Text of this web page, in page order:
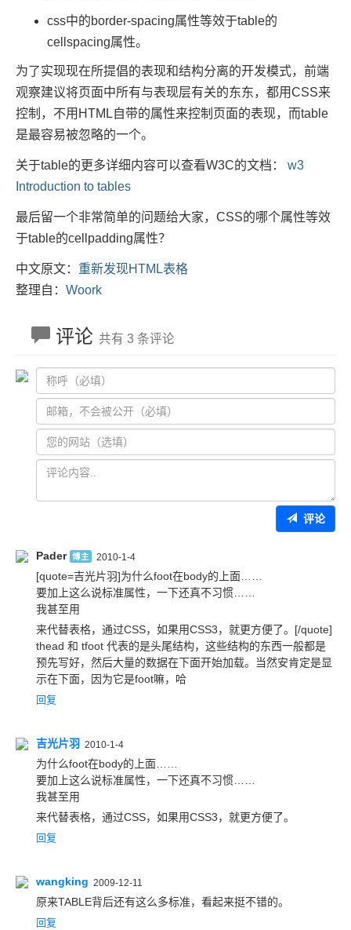
css中的border-spacing属性等效于table的
cellspacing属性。
为了实现现在所提倡的表现和结构分离的开发模式，前端
观察建议将页面中所有与表现层有关的东东，都用CSS来
控制，不用HTML自带的属性来控制页面的表现，而table
是最容易被忽略的一个。
关于table的更多详细内容可以查看W3C的文档： w3
Introduction to tables
最后留一个非常简单的问题给大家，CSS的哪个属性等效
于table的cellpadding属性？
中文原文： 重新发现HTML表格
整理自： Woork
评论 共有 3 条评论
评论
Pader 博主 2010-1-4
[quote=吉光片羽]为什么foot在body的上面……
要加上这么说标准属性，一下还真不习惯……
我甚至用
来代替表格，通过CSS，如果用CSS3，就更方便了。[/quote]
thead 和 tfoot 代表的是头尾结构，这些结构的东西一般都是
预先写好，然后大量的数据在下面开始加载。当然安肯定是显
示在下面，因为它是foot嘛，哈
回复
吉光片羽 2010-1-4
为什么foot在body的上面……
要加上这么说标准属性，一下还真不习惯……
我甚至用
来代替表格，通过CSS，如果用CSS3，就更方便了。
回复
wangking 2009-12-11
原来TABLE背后还有这么多标准，看起来挺不错的。
回复